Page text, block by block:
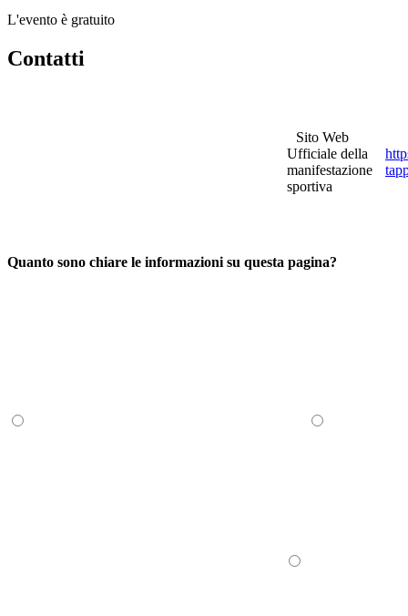
L'evento è gratuito
Contatti
Sito Web
Ufficiale della
manifestazione
sportiva
Quanto sono chiare le informazioni su questa pagina?